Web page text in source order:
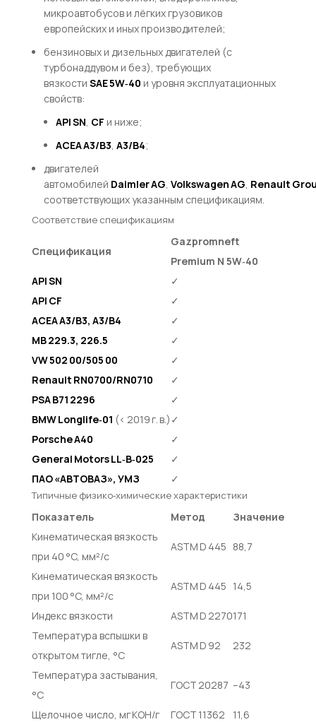
микроавтобусов и лёгких грузовиков
европейских и иных производителей;
бензиновых и дизельных двигателей (с
турбонаддувом и без), требующих
вязкости SAE 5W‑40 и уровня эксплуатационных
свойств:
API SN, CF и ниже;
ACEA A3/B3, A3/B4;
двигателей
автомобилей Daimler AG, Volkswagen AG, Renault
соответствующих указанным спецификациям.
Соответствие спецификациям
Спецификация
Gazpromneft
Premium N 5W‑40
API SN
✓
API CF
✓
ACEA A3/B3, A3/B4
✓
MB 229.3, 226.5
✓
VW 502 00/505 00
✓
Renault RN0700/RN0710
✓
PSA B71 2296
✓
BMW Longlife‑01 (< 2019 г. в.) ✓
Porsche A40
✓
General Motors LL‑B‑025
✓
ПАО «АВТОВАЗ», УМЗ
✓
Типичные физико‑химические характеристики
Показатель Метод
Значение
Кинематическая вязкость
при 40 °C, мм²/с
ASTM D 445 88,7
Кинематическая вязкость
при 100 °C, мм²/с
ASTM D 445 14,5
Индекс вязкости ASTM D 2270171
Температура вспышки в
открытом тигле, °C
ASTM D 92 232
Температура застывания,
°C
ГОСТ 20287 –43
Щелочное число, мг KOH/г ГОСТ 11362
11,6